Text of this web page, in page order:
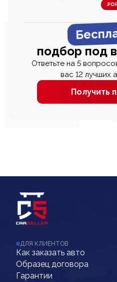
подбор под
Ответьте на 5
вас 12 лучших
Получить
ДЛЯ КЛИЕНТОВ
Как заказать авто
Образец договора
Гарантии